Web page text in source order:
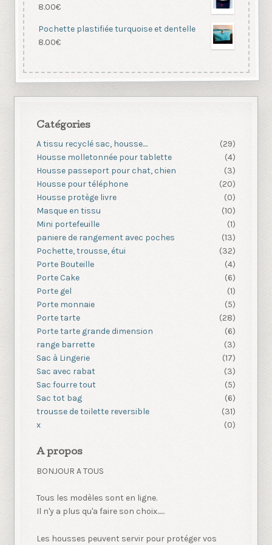
8.00€
Pochette plastifiée turquoise et dentelle
8.00€
Catégories
A tissu recyclé sac, housse....
(29)
Housse molletonnée pour tablette
(4)
Housse passeport pour chat, chien
(3)
Housse pour téléphone
(20)
Housse protège livre
(0)
Masque en tissu
(10)
Mini portefeuille
(1)
paniere de rangement avec poches
(13)
Pochette, trousse, étui
(32)
Porte Bouteille
(4)
Porte Cake
(6)
Porte gel
(1)
Porte monnaie
(5)
Porte tarte
(28)
Porte tarte grande dimension
(6)
range barrette
(3)
Sac à Lingerie
(17)
Sac avec rabat
(3)
Sac fourre tout
(5)
Sac tot bag
(6)
trousse de toilette reversible
(31)
x
(0)
A propos
BONJOUR A TOUS
Tous les modèles sont en ligne.
Il n'y a plus qu'a faire son choix......
Les housses peuvent servir pour protéger vos